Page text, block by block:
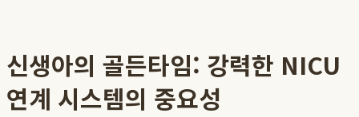
신생아의 골든타임: 강력한 NICU
연계 시스템의 중요성